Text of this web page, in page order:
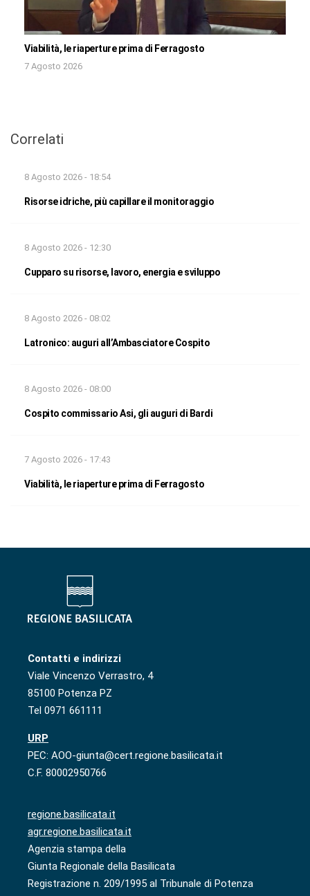
Viabilità, le riaperture prima di Ferragosto
7 Agosto 2026
Correlati
8 Agosto 2026 - 18:54
Risorse idriche, più capillare il monitoraggio
8 Agosto 2026 - 12:30
Cupparo su risorse, lavoro, energia e sviluppo
8 Agosto 2026 - 08:02
Latronico: auguri all’Ambasciatore Cospito
8 Agosto 2026 - 08:00
Cospito commissario Asi, gli auguri di Bardi
7 Agosto 2026 - 17:43
Viabilità, le riaperture prima di Ferragosto
Contatti e indirizzi
Viale Vincenzo Verrastro, 4
85100 Potenza PZ
Tel 0971 661111
URP
PEC: AOO-giunta@cert.regione.basilicata.it
C.F. 80002950766
regione.basilicata.it
agr.regione.basilicata.it
Agenzia stampa della
Giunta Regionale della Basilicata
Registrazione n. 209/1995 al Tribunale di Potenza